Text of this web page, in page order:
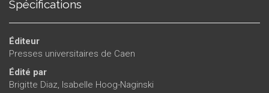
Spécifications
Éditeur
Presses universitaires de Caen
Édité par
Brigitte Diaz, Isabelle Hoog-Naginski